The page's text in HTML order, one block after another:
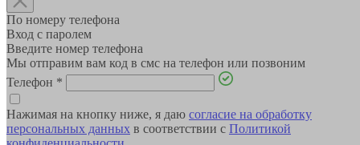
По номеру телефона
Вход с паролем
Введите номер телефона
Мы отправим вам код в смс на телефон или позвоним
Телефон *
Нажимая на кнопку ниже, я даю согласие на обработку
персональных данных в соответствии с Политикой